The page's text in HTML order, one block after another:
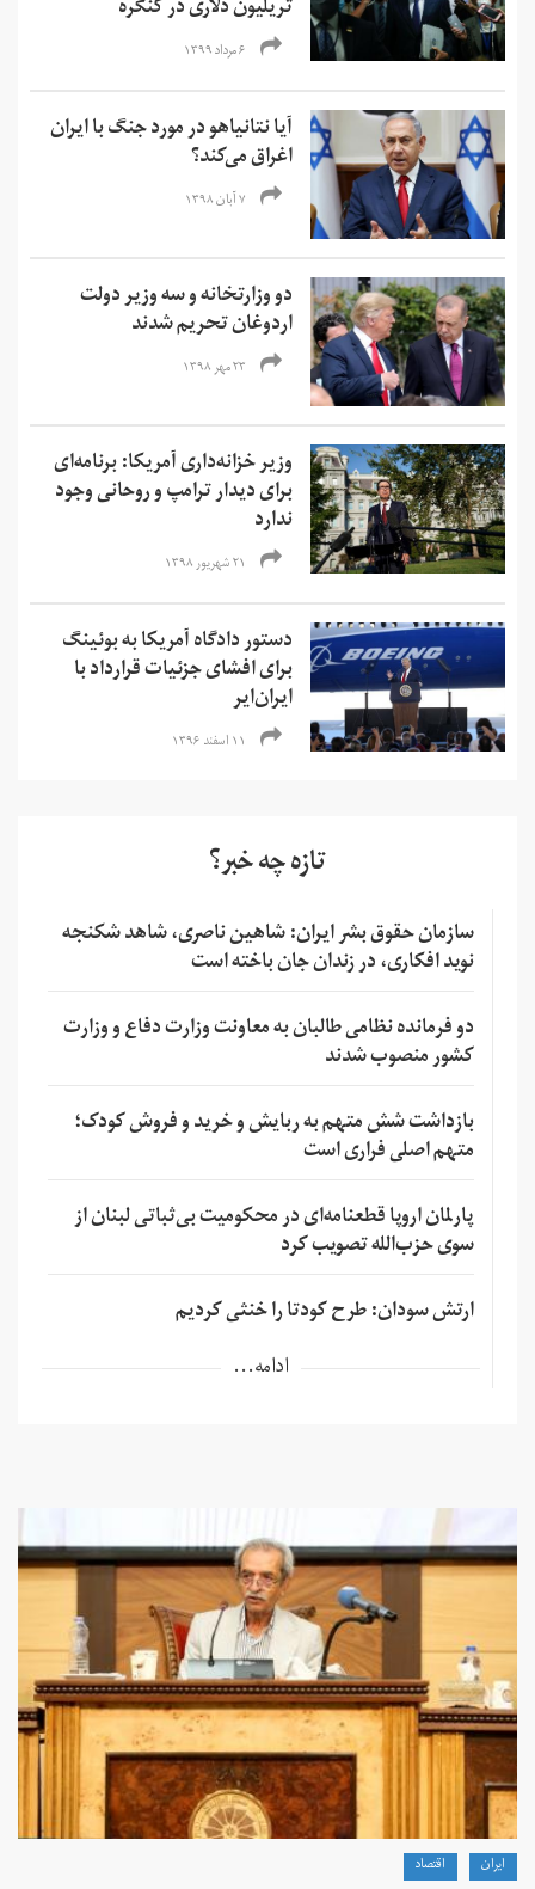
تریلیون دلاری در کنگره‌
۶ مرداد ۱۳۹۹
آیا نتانیاهو در مورد جنگ با ایران
اغراق می‌کند؟
۷ آبان ۱۳۹۸
دو وزارتخانه و سه وزیر دولت
اردوغان تحریم شدند
۲۳ مهر ۱۳۹۸
وزیر خزانه‌داری آمریکا: برنامه‌ای
برای دیدار ترامپ و روحانی وجود
ندارد
۲۱ شهریور ۱۳۹۸
دستور دادگاه آمریکا به بوئینگ
برای افشای جزئیات قرارداد با
ایران‌ایر
۱۱ اسفند ۱۳۹۶
تازه چه خبر؟
سازمان حقوق بشر ایران: شاهین ناصری، شاهد شکنجه
نوید افکاری، در زندان جان باخته است
دو فرمانده نظامی طالبان به معاونت وزارت دفاع و وزارت
کشور منصوب شدند
بازداشت شش متهم به ربایش و خرید و فروش کودک؛
متهم اصلی فراری است
پارلمان اروپا قطعنامه‌ای در محکومیت بی‌ثباتی لبنان از
سوی حزب‌الله تصویب کرد
ارتش سودان: طرح کودتا را خنثی کردیم
ادامه...
ايران اقتصاد